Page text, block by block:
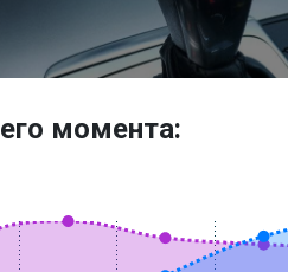
момента: